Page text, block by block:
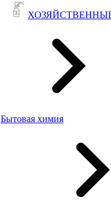
Бытовая химия